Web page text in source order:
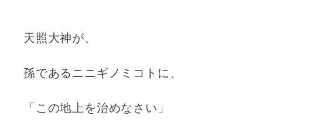
天照大神が、
孫であるニニギノミコトに、
「この地上を治めなさい」